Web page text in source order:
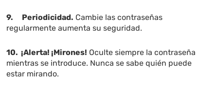
9. Periodicidad. Cambie las contraseñas
regularmente aumenta su seguridad.
10. ¡Alerta! ¡Mirones! Oculte siempre la contraseña
mientras se introduce. Nunca se sabe quién puede
estar mirando.